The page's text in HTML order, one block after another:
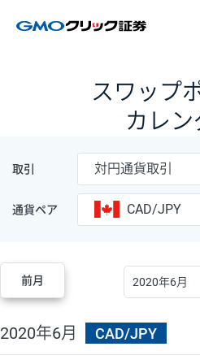
スワップ
カレン
取引 対円通貨取引
通貨ペア CAD/JPY
前月
2020年6月 CAD/JPY